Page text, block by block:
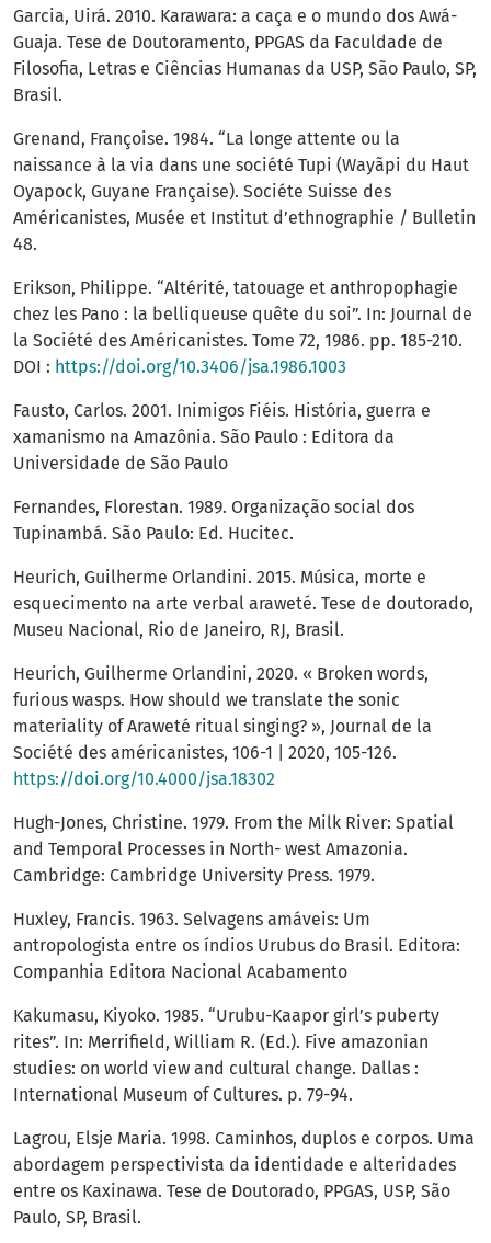
Garcia, Uirá. 2010. Karawara: a caça e o mundo dos Awá-
Guaja. Tese de Doutoramento, PPGAS da Faculdade de
Filosofia, Letras e Ciências Humanas da USP, São Paulo, SP,
Brasil.
Grenand, Françoise. 1984. “La longe attente ou la
naissance à la via dans une société Tupi (Wayãpi du Haut
Oyapock, Guyane Française). Sociéte Suisse des
Américanistes, Musée et Institut d’ethnographie / Bulletin
48.
Erikson, Philippe. “Altérité, tatouage et anthropophagie
chez les Pano : la belliqueuse quête du soi”. In: Journal de
la Société des Américanistes. Tome 72, 1986. pp. 185-210.
DOI : https://doi.org/10.3406/jsa.1986.1003
Fausto, Carlos. 2001. Inimigos Fiéis. História, guerra e
xamanismo na Amazônia. São Paulo : Editora da
Universidade de São Paulo
Fernandes, Florestan. 1989. Organização social dos
Tupinambá. São Paulo: Ed. Hucitec.
Heurich, Guilherme Orlandini. 2015. Música, morte e
esquecimento na arte verbal araweté. Tese de doutorado,
Museu Nacional, Rio de Janeiro, RJ, Brasil.
Heurich, Guilherme Orlandini, 2020. « Broken words,
furious wasps. How should we translate the sonic
materiality of Araweté ritual singing? », Journal de la
Société des américanistes, 106-1 | 2020, 105-126.
https://doi.org/10.4000/jsa.18302
Hugh-Jones, Christine. 1979. From the Milk River: Spatial
and Temporal Processes in North- west Amazonia.
Cambridge: Cambridge University Press. 1979.
Huxley, Francis. 1963. Selvagens amáveis: Um
antropologista entre os índios Urubus do Brasil. Editora:
Companhia Editora Nacional Acabamento
Kakumasu, Kiyoko. 1985. “Urubu-Kaapor girl’s puberty
rites”. In: Merrifield, William R. (Ed.). Five amazonian
studies: on world view and cultural change. Dallas :
International Museum of Cultures. p. 79-94.
Lagrou, Elsje Maria. 1998. Caminhos, duplos e corpos. Uma
abordagem perspectivista da identidade e alteridades
entre os Kaxinawa. Tese de Doutorado, PPGAS, USP, São
Paulo, SP, Brasil.